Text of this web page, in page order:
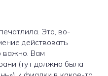
Это, во-
действовать
важно. Вам
(тут должна была